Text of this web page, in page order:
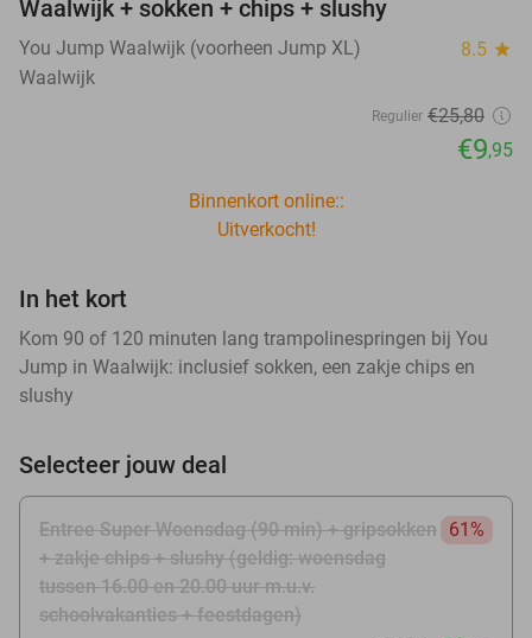
Waalwijk + sokken + chips + slushy
You Jump Waalwijk (voorheen Jump XL) 8.5 star
Waalwijk
Regulier €25,80
€9,95
Binnenkort online::
Uitverkocht!
In het kort
Kom 90 of 120 minuten lang trampolinespringen bij You
Jump in Waalwijk: inclusief sokken, een zakje chips en
slushy
Selecteer jouw deal
Entree Super Woensdag (90 min) + gripsokken
+ zakje chips + slushy (geldig: woensdag
tussen 16.00 en 20.00 uur m.u.v.
schoolvakanties + feestdagen)
61%